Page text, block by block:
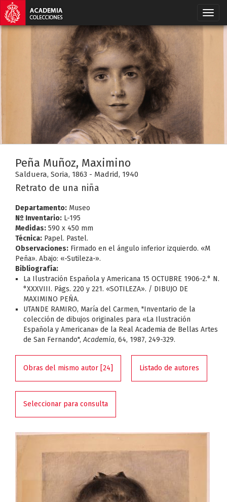
Peña Muñoz, Maximino
Salduera, Soria, 1863 - Madrid, 1940
Retrato de una niña
Departamento: Museo
Nº Inventario: L-195
Medidas: 590 x 450 mm
Técnica: Papel. Pastel.
Observaciones: Firmado en el ángulo inferior izquierdo. «M
Peña». Abajo: «-Sutileza-».
Bibliografía:
La Ilustración Española y Americana 15 OCTUBRE 1906-2.° N.
°XXXVIII. Págs. 220 y 221. «SOTILEZA». / DIBUJO DE
MAXIMINO PEÑA.
UTANDE RAMIRO, María del Carmen, "Inventario de la
colección de dibujos originales para «La Ilustración
Española y Americana» de la Real Academia de Bellas Artes
de San Fernando",Academia, 64, 1987, 249-329.
Obras del mismo autor [24] Listado de autores
Seleccionar para consulta